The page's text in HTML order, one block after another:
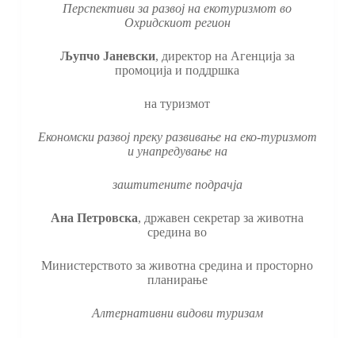
Перспективи за развој на екотуризмот во
Охридскиот регион
Љупчо Јаневски, директор на Агенција за
промоција и поддршка
на туризмот
Економски развој преку развивање на еко-туризмот
и унапредување на
заштитените подрачја
Ана Петровска, државен секретар за животна
средина во
Министерството за животна средина и просторно
планирање
Алтернативни видови туризам